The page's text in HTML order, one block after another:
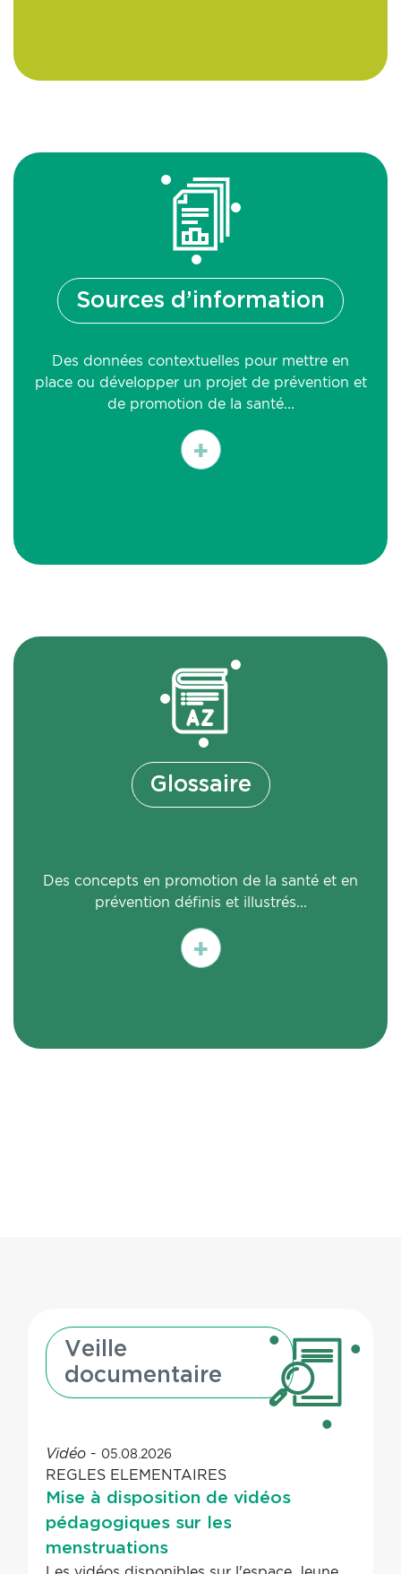
Sources d’information
Des données contextuelles pour mettre en
place ou développer un projet de prévention et
de promotion de la santé...
En
savoir
Glossaire
Des concepts en promotion de la santé et en
prévention définis et illustrés...
En
savoir
Veille
documentaire
Vidéo - 05.08.2026
REGLES ELEMENTAIRES
Mise à disposition de vidéos
pédagogiques sur les
menstruations